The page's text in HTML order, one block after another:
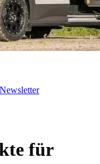
Newsletter
für